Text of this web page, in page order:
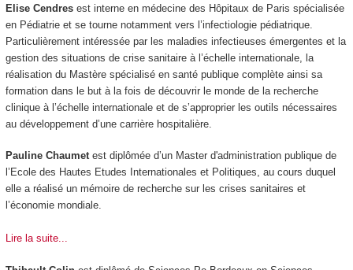
Elise Cendresest interne en médecine des Hôpitaux de Paris spécialisée
en Pédiatrie et se tourne notamment vers l’infectiologie pédiatrique.
Particulièrement intéressée par les maladies infectieuses émergentes et la
gestion des situations de crise sanitaire à l’échelle internationale, la
réalisation du Mastère spécialisé en santé publique complète ainsi sa
formation dans le but à la fois de découvrir le monde de la recherche
clinique à l’échelle internationale et de s’approprier les outils nécessaires
au développement d’une carrière hospitalière.
Pauline Chaumetest diplômée d’un Master d'administration publique de
l’Ecole des Hautes Etudes Internationales et Politiques, au cours duquel
elle a réalisé un mémoire de recherche sur les crises sanitaires et
l’économie mondiale.
Lire la suite...